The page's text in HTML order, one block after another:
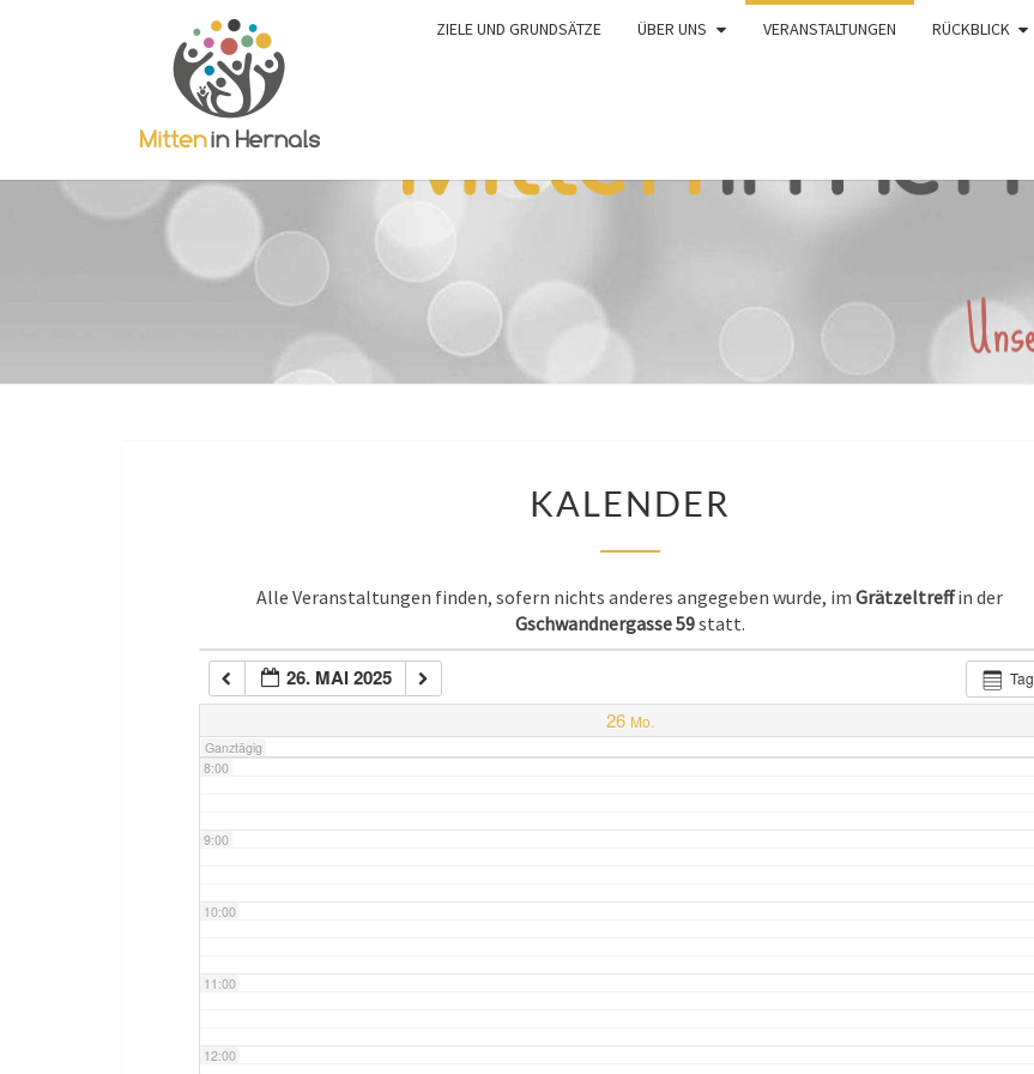
ZIELE UND GRUNDSÄTZE ÜBER UNS VERANSTALTUNGEN RÜCKBLICK
KALENDER
Alle Veranstaltungen finden, sofern nichts anderes angegeben wurde, imGrätzeltreffin der
Gschwandnergasse 59statt.
Tag
26. MAI 2025
26 Mo.
Ganztägig
7:00
8:00
9:00
10:00
11:00
12:00